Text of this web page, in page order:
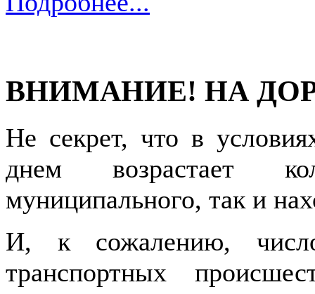
ВНИМАНИЕ! НА
Не секрет, что в
днем возрастает
муниципального, так и
И, к сожалению,
транспортных